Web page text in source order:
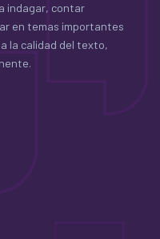
indagar, contar
en temas importantes
la calidad del texto,